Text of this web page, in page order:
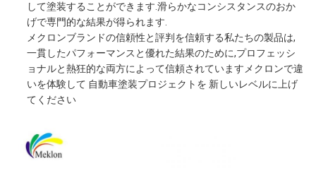
して塗装することができます.滑らかなコンシスタンスのおか
げで専門的な結果が得られます.
メクロンブランドの信頼性と評判を信頼する私たちの製品は,
一貫したパフォーマンスと優れた結果のために,プロフェッシ
ョナルと熱狂的な両方によって信頼されていますメクロンで違
いを体験して 自動車塗装プロジェクトを 新しいレベルに上げ
てください